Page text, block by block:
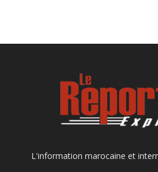
L'information marocaine et